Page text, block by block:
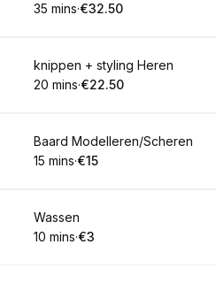
.Duration:
35 mins·
.Price:
€32.50
Book
knippen + styling Heren
.Duration:
20 mins·
.Price:
€22.50
Book
Baard Modelleren/Scheren
.Duration
15 mins·
.Price
€15
Book
Wassen
.Duration
10 mins·
.Price
€3